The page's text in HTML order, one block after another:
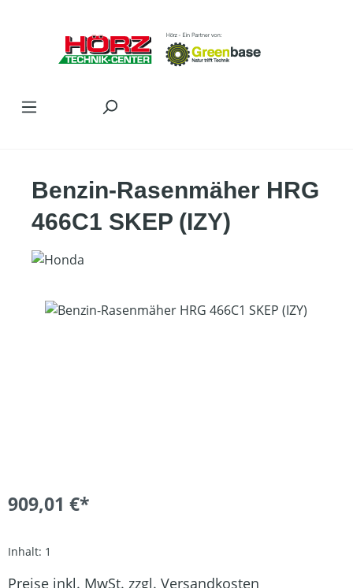
Benzin-Rasenmäher HRG
466C1 SKEP (IZY)
Bildergalerie überspringen
909,01 €*
Inhalt: 1
Preise inkl. MwSt. zzgl. Versandkosten